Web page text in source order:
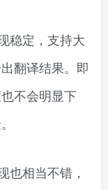
稳定，支持大
翻译结果。即
不会明显下
也相当不错，